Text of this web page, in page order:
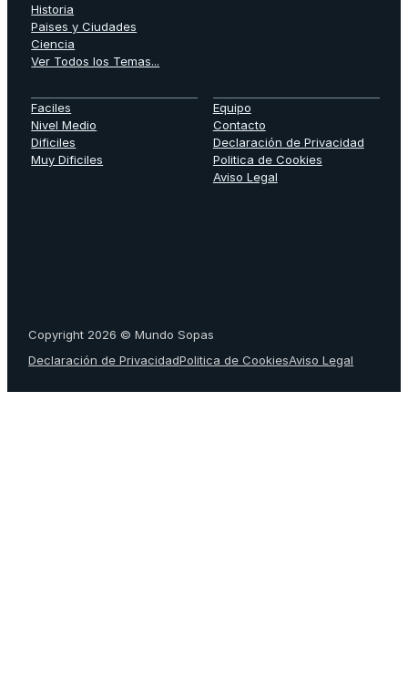
Historia
Paises y Ciudades
Ciencia
Ver Todos los Temas...
Faciles
Nivel Medio
Dificiles
Muy Dificiles
Equipo
Contacto
Declaración de Privacidad
Politica de Cookies
Aviso Legal
Copyright 2026 © Mundo Sopas
Declaración de PrivacidadPolitica de CookiesAviso Legal